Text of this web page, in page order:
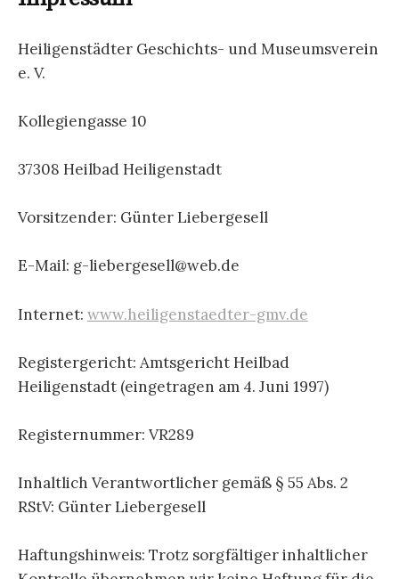
Heiligenstädter Geschichts- und Museumsverein
e. V.
Kollegiengasse 10
37308 Heilbad Heiligenstadt
Vorsitzender: Günter Liebergesell
E-Mail: g-liebergesell@web.de
Internet: www.heiligenstaedter-gmv.de
Registergericht: Amtsgericht Heilbad
Heiligenstadt (eingetragen am 4. Juni 1997)
Registernummer: VR289
Inhaltlich Verantwortlicher gemäß § 55 Abs. 2
RStV: Günter Liebergesell
Haftungshinweis: Trotz sorgfältiger inhaltlicher